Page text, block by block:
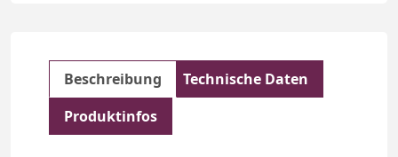
Beschreibung
Technische Daten
Produktinfos